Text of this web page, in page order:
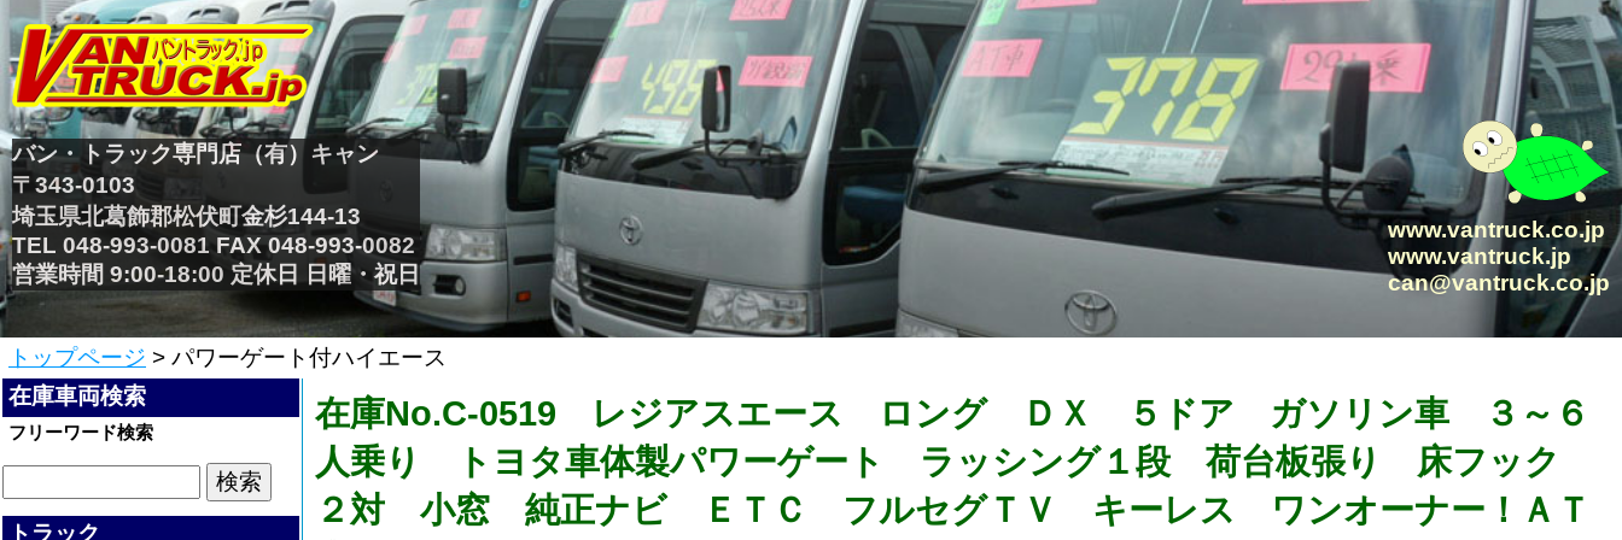
バン・トラック専門店（有）キャン
〒343-0103
埼玉県北葛飾郡松伏町金杉144-13
TEL 048-993-0081 FAX 048-993-0082
営業時間 9:00-18:00 定休日 日曜・祝日
www.vantruck.co.jp
www.vantruck.jp
can@vantruck.co.jp
トップページ > パワーゲート付ハイエース
在庫車両検索
フリーワード検索
トラック
在庫No.C-0519 レジアスエース ロング ＤＸ ５ドア ガソリン車 ３～６
人乗り トヨタ車体製パワーゲート ラッシング１段 荷台板張り 床フック
２対 小窓 純正ナビ ＥＴＣ フルセグＴＶ キーレス ワンオーナー！ＡＴ